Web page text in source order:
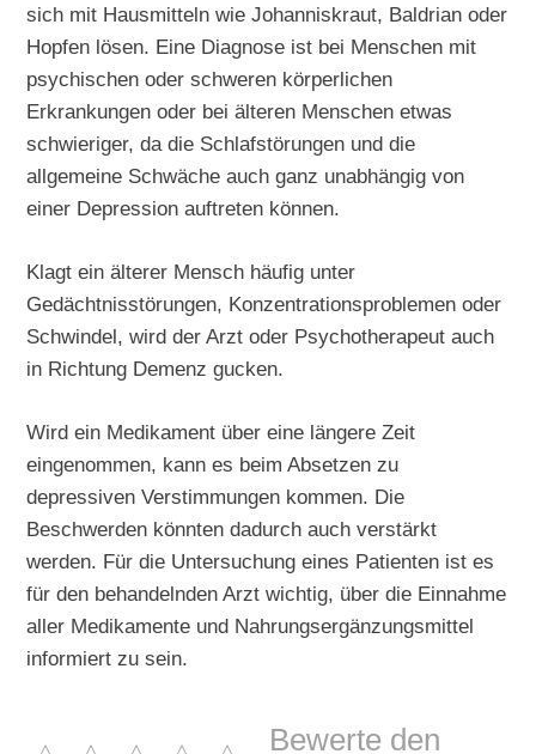
sich mit Hausmitteln wie Johanniskraut, Baldrian oder
Hopfen lösen. Eine Diagnose ist bei Menschen mit
psychischen oder schweren körperlichen
Erkrankungen oder bei älteren Menschen etwas
schwieriger, da die Schlafstörungen und die
allgemeine Schwäche auch ganz unabhängig von
einer Depression auftreten können.
Klagt ein älterer Mensch häufig unter
Gedächtnisstörungen, Konzentrationsproblemen oder
Schwindel, wird der Arzt oder Psychotherapeut auch
in Richtung Demenz gucken.
Wird ein Medikament über eine längere Zeit
eingenommen, kann es beim Absetzen zu
depressiven Verstimmungen kommen. Die
Beschwerden könnten dadurch auch verstärkt
werden. Für die Untersuchung eines Patienten ist es
für den behandelnden Arzt wichtig, über die Einnahme
aller Medikamente und Nahrungsergänzungsmittel
informiert zu sein.
Bewerte den